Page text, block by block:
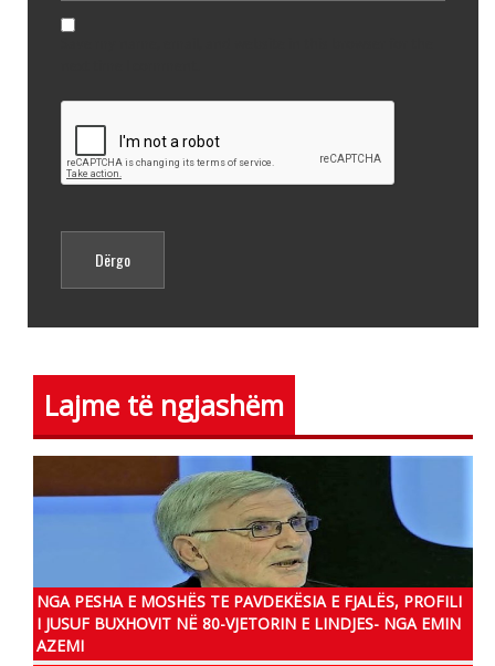
Lajme të ngjashëm
NGA PESHA E MOSHËS TE PAVDEKËSIA E FJALËS, PROFILI
I JUSUF BUXHOVIT NË 80-VJETORIN E LINDJES- NGA EMIN
AZEMI